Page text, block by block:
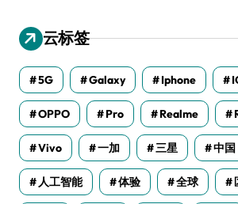
云标签
5G Galaxy Iphone
OPPO Pro Realme
Vivo 一加 三星 中国
人工智能 体验 全球